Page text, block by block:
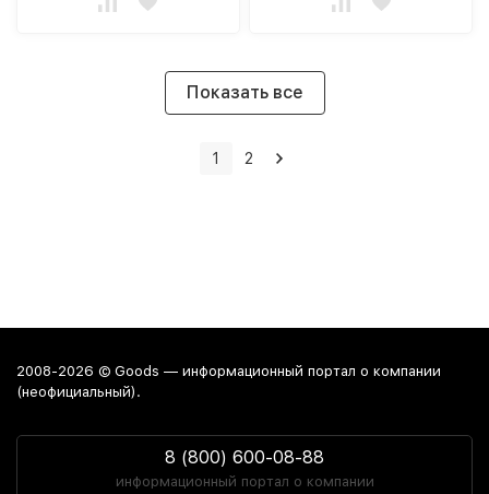
Показать все
1 2
2008-2026 © Goods — информационный портал о компании
(неофициальный).
8 (800) 600-08-88
информационный портал о компании